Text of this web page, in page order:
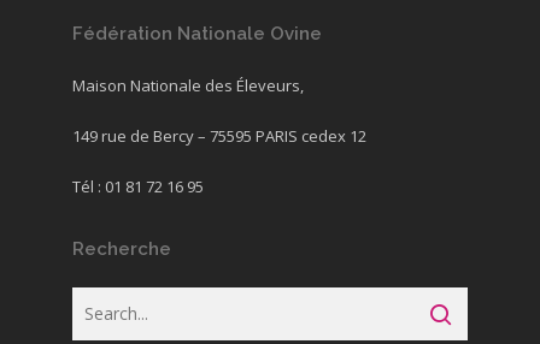
Fédération Nationale Ovine
Maison Nationale des Éleveurs,
149 rue de Bercy – 75595 PARIS cedex 12
Tél : 01 81 72 16 95
Recherche